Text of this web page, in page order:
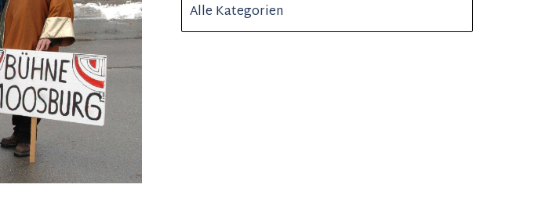
Alle Kategorien